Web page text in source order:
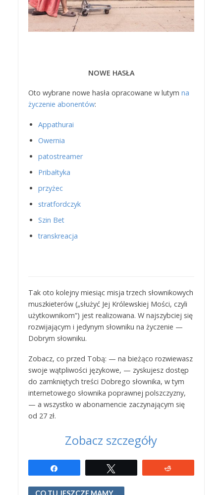
NOWE HASŁA
Oto wybrane nowe hasła opracowane w lutym na
życzenie abonentów:
Appathurai
Owernia
patostreamer
Pribałtyka
przyżec
stratfordczyk
Szin Bet
transkreacja
Tak oto kolejny miesiąc misja trzech słownikowych
muszkieterów („służyć Jej Królewskiej Mości, czyli
użytkownikom”) jest realizowana. W najszybciej się
rozwijającym i jedynym słowniku na życzenie —
Dobrym słowniku.
Zobacz, co przed Tobą: — na bieżąco rozwiewasz
swoje wątpliwości językowe, — zyskujesz dostęp
do zamkniętych treści Dobrego słownika, w tym
internetowego słownika poprawnej polszczyzny,
— a wszystko w abonamencie zaczynającym się
od 27 zł.
Zobacz szczegóły